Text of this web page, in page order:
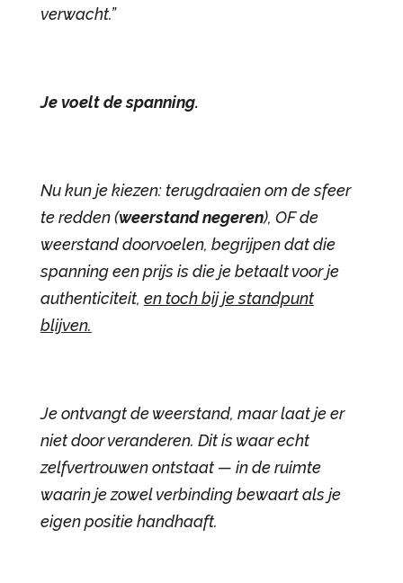
verwacht.”
Je voelt de spanning.
Nu kun je kiezen: terugdraaien om de sfeer
te redden (weerstand negeren), OF de
weerstand doorvoelen, begrijpen dat die
spanning een prijs is die je betaalt voor je
authenticiteit, en toch bij je standpunt
blijven.
Je ontvangt de weerstand, maar laat je er
niet door veranderen. Dit is waar echt
zelfvertrouwen ontstaat — in de ruimte
waarin je zowel verbinding bewaart als je
eigen positie handhaaft.